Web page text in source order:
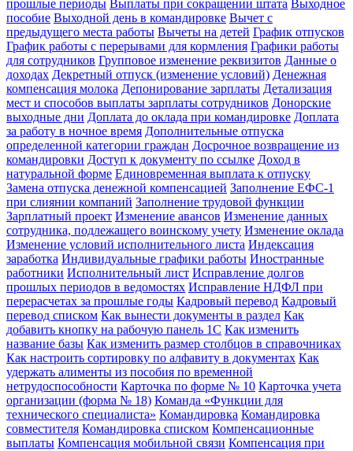
прошлые периоды Выплаты при сокращении штата Выходное
пособие Выходной день в командировке Вычет с
предыдущего места работы Вычеты на детей График отпусков
График работы с перерывами для кормления Графики работы
для сотрудников Групповое изменение реквизитов Данные о
доходах Декретный отпуск (изменение условий) Денежная
компенсация молока Депонирование зарплаты Детализация
мест и способов выплаты зарплаты сотрудников Донорские
выходные дни Доплата до оклада при командировке Доплата
за работу в ночное время Дополнительные отпуска
определенной категории граждан Досрочное возвращение из
командировки Доступ к документу по ссылке Доход в
натуральной форме Единовременная выплата к отпуску
Замена отпуска денежной компенсацией Заполнение ЕФС-1
при слиянии компаний Заполнение трудовой функции
Зарплатный проект Изменение авансов Изменение данных
сотрудника, подлежащего воинскому учету Изменение оклада
Изменение условий исполнительного листа Индексация
заработка Индивидуальные графики работы Иностранные
работники Исполнительный лист Исправление долгов
прошлых периодов в ведомостях Исправление НДФЛ при
перерасчетах за прошлые годы Кадровый перевод Кадровый
перевод списком Как вынести документы в раздел Как
добавить кнопку на рабочую панель 1С Как изменить
название базы Как изменить размер столбцов в справочниках
Как настроить сортировку по алфавиту в документах Как
удержать алименты из пособия по временной
нетрудоспособности Карточка по форме № 10 Карточка учета
организации (форма № 18) Команда «Функции для
технического специалиста» Командировка Командировка
совместителя Командировка списком Компенсационные
выплаты Компенсация мобильной связи Компенсация при